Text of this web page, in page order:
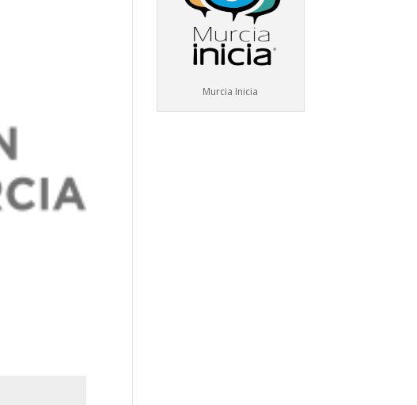
Murcia Inicia